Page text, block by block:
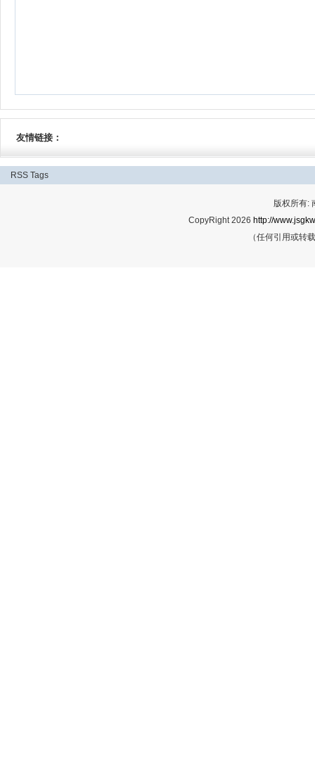
友情链接：
RSS Tags
版权所有:
CopyRight 2026 http://
（任何引用或转